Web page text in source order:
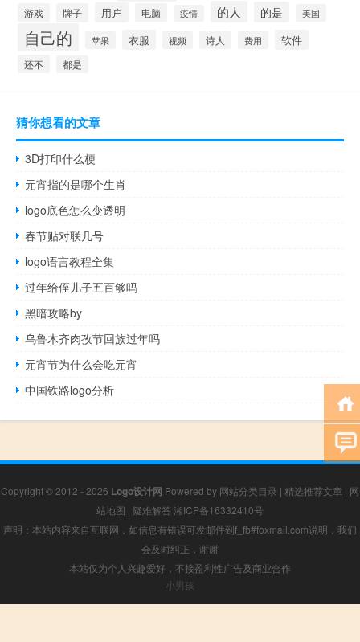
游戏 牌子 用户 电脑 疫情 的人 的是 美国
自己的 苹果 衣服 视频 诗人 费用 软件
还不 都是
猜你想看的文章
3D打印什么梗
元宵指的是哪个生肖
logo底色怎么变透明
春节贴对联几号
logo语言教程全集
过年给侄儿子五百够吗
黑暗攻略by
乌鲁木齐肉孜节回族过年吗
元宵节为什么会吃元宵
中国铁路logo分析
Copyright © 2012 - 2026 Logo设计网 Powered by 网站分类目录 | 精选推荐文章 | 网
站地图 | 疑难解答 湘ICP备16332410号
声明：本站内容来自互联网，如信息有错误可发邮件到f_fb#foxmail.com说明，我们
会及时纠正，谢谢
本站仅为个人兴趣爱好，不接盈利性广告及商业合作
小男孩